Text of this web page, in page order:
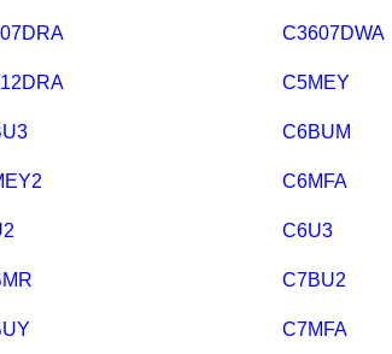
C3607DWA
C5MEY
C6BUM
C6MFA
C6U3
C7BU2
C7MFA